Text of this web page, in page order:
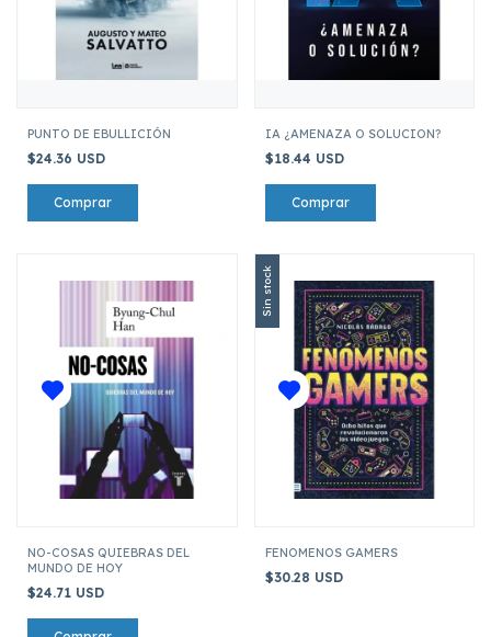
PUNTO DE EBULLICIÓN
$24.36 USD
IA ¿AMENAZA O SOLUCION?
$18.44 USD
NO-COSAS QUIEBRAS DEL
MUNDO DE HOY
$24.71 USD
Sin stock
FENOMENOS GAMERS
$30.28 USD